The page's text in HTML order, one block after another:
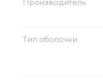
Производитель
Тип оболочки